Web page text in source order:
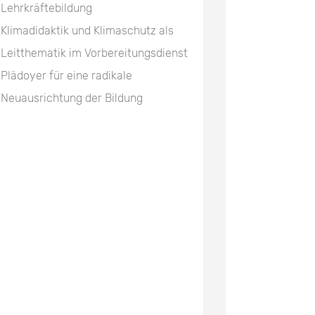
Lehrkräftebildung
Klimadidaktik und Klimaschutz als
Leitthematik im Vorbereitungsdienst
Plädoyer für eine radikale
Neuausrichtung der Bildung